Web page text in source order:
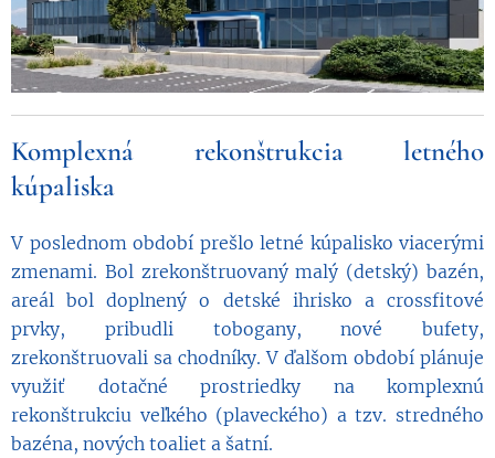
Komplexná rekonštrukcia letného
kúpaliska
V poslednom období prešlo letné kúpalisko viacerými
zmenami. Bol zrekonštruovaný malý (detský) bazén,
areál bol doplnený o detské ihrisko a crossfitové
prvky, pribudli tobogany, nové bufety,
zrekonštruovali sa chodníky. V ďalšom období plánuje
využiť dotačné prostriedky na komplexnú
rekonštrukciu veľkého (plaveckého) a tzv. stredného
bazéna, nových toaliet a šatní.